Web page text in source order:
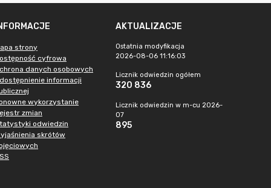
strony
cyfrowa
danych osobowych
informacji
wykorzystanie
zmian
odwiedzin
skrótów
AKTUALIZACJE
Ostatnia modyfikacja
2026-08-06 11:16:03
Licznik odwiedzin ogółem
320 836
Licznik odwiedzin w m-cu 2026-
07
895